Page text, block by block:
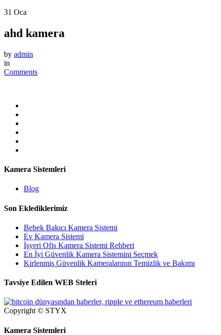
31 Oca
ahd kamera
by admin
in
Comments
Kamera Sistemleri
Blog
Son Eklediklerimiz
Bebek Bakıcı Kamera Sistemi
Ev Kamera Sistemi
İşyeri Ofis Kamera Sistemi Rehberi
En İyi Güvenlik Kamera Sistemini Seçmek
Kirlenmiş Güvenlik Kameralarının Temizlik ve Bakımı
Tavsiye Edilen WEB Steleri
Copyright © STYX
Kamera Sistemleri